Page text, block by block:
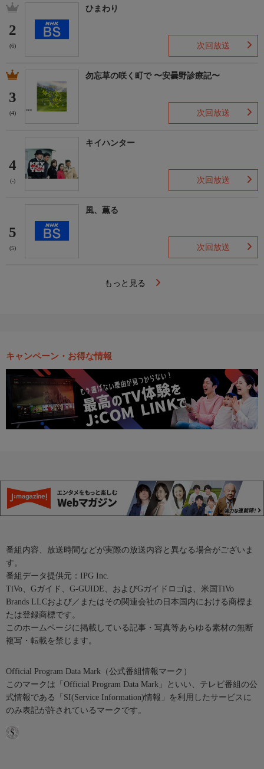
2
(6)
ひまわり
次回放送
3
(4)
勿忘草の咲く町で 〜安曇野診療記〜
次回放送
4
(-)
キイハンター
次回放送
5
(5)
風、薫る
次回放送
もっと見る
キャンペーン・お得な情報
番組内容、放送時間などが実際の放送内容と異なる場合がございま
す。
番組データ提供元：IPG Inc.
TiVo、Gガイド、G-GUIDE、およびGガイドロゴは、米国TiVo
Brands LLCおよび／またはその関連会社の日本国内における商標ま
たは登録商標です。
このホームページに掲載している記事・写真等あらゆる素材の無断
複写・転載を禁じます。
Official Program Data Mark（公式番組情報マーク）
このマークは「Official Program Data Mark」といい、テレビ番組の公
式情報である「SI(Service Information)情報」を利用したサービスに
のみ表記が許されているマークです。